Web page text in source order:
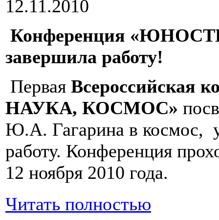
12.11.2010
Конференция
завершила работу!
Первая Всероссийская
НАУКА, КОСМОС»
Ю.А. Гагарина в космос,
работу. Конференция
12 ноября 2010 года.
Читать полностью